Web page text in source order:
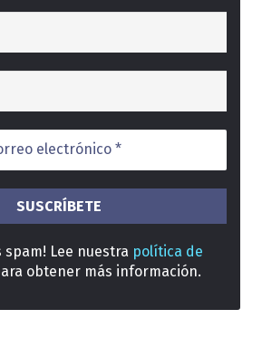
spam! Lee nuestra política de
obtener más información.